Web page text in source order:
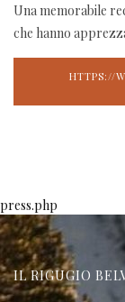
Una memorabile
che hanno
HTTPS://
press.php
IL RIGUGIO